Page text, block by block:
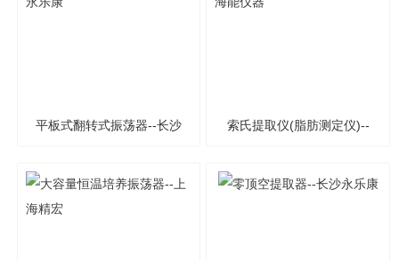
平板式翻转式振荡器--长沙 索氏提取仪(脂肪测定仪)--